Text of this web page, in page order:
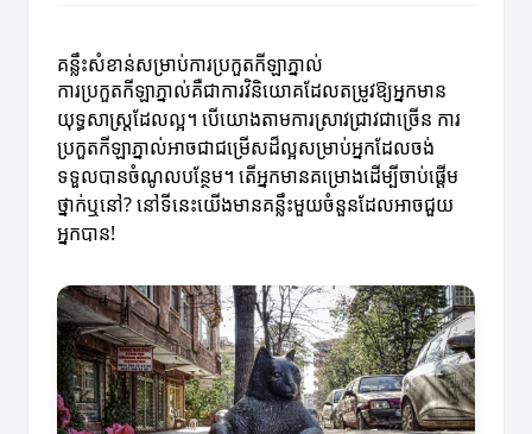
គន្លឹះសំខាន់សម្រាប់ការប្រកួតកីឡាភ្នាល់
ការប្រកួតកីឡាភ្នាល់គឺជាការវិនិយោគដែលតម្រូវឱ្យអ្នកមាន
យុទ្ធសាស្ត្រដែលល្អ។ បើយោងតាមការស្រាវជ្រាវជាច្រើន ការ
ប្រកួតកីឡាភ្នាល់អាចជាជម្រើសដ៏ល្អសម្រាប់អ្នកដែលចង់
ទទួលបានចំណូលបន្ថែម។ តើអ្នកមានគម្រោងដើម្បីចាប់ផ្តើម
ថ្នាក់ឬនៅ? នៅទីនេះយើងមានគន្លឹះមួយចំនួនដែលអាចជួយ
អ្នកបាន!